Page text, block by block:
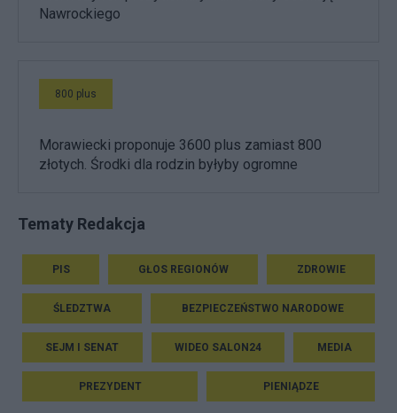
Nawrockiego
800 plus
Morawiecki proponuje 3600 plus zamiast 800
złotych. Środki dla rodzin byłyby ogromne
Tematy Redakcja
PIS GŁOS REGIONÓW ZDROWIE
ŚLEDZTWA BEZPIECZEŃSTWO NARODOWE
SEJM I SENAT WIDEO SALON24 MEDIA
PREZYDENT PIENIĄDZE